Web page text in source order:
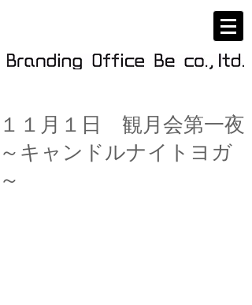
１１月１日 観月会第一夜
～キャンドルナイトヨガ
～